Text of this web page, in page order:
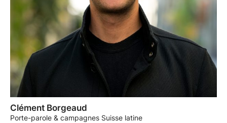
Clément Borgeaud
Porte-parole & campagnes Suisse latine